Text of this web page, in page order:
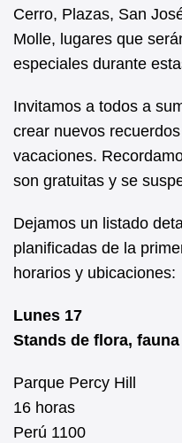
Cerro, Plazas, San
Molle, lugares que
especiales durante
Invitamos a todos a
crear nuevos
vacaciones.
son gratuitas y se
Dejamos un listado
planificadas de la
horarios y ubicaciones:
Lunes 17
Stands de flora,
Parque Percy Hill
16 horas
Perú 1100